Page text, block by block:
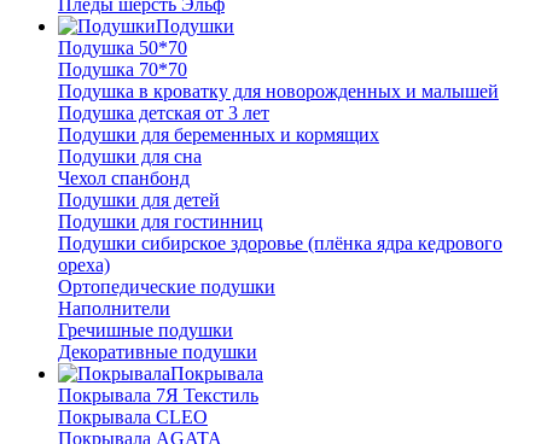
Пледы шерсть Эльф
Подушки
Подушка 50*70
Подушка 70*70
Подушка в кроватку для новорожденных и малышей
Подушка детская от 3 лет
Подушки для беременных и кормящих
Подушки для сна
Чехол спанбонд
Подушки для детей
Подушки для гостинниц
Подушки сибирское здоровье (плёнка ядра кедрового
ореха)
Ортопедические подушки
Наполнители
Гречишные подушки
Декоративные подушки
Покрывала
Покрывала 7Я Текстиль
Покрывала CLEO
Покрывала AGATA